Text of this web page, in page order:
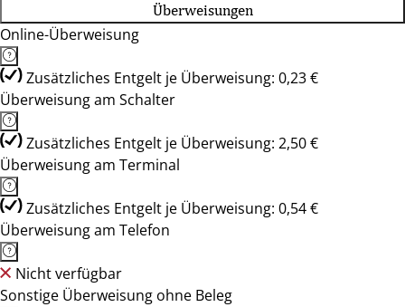
Überweisungen
Online-Überweisung
Zusätzliches Entgelt je Überweisung: 0,23 €
Überweisung am Schalter
Zusätzliches Entgelt je Überweisung: 2,50 €
Überweisung am Terminal
Zusätzliches Entgelt je Überweisung: 0,54 €
Überweisung am Telefon
Nicht verfügbar
Sonstige Überweisung ohne Beleg